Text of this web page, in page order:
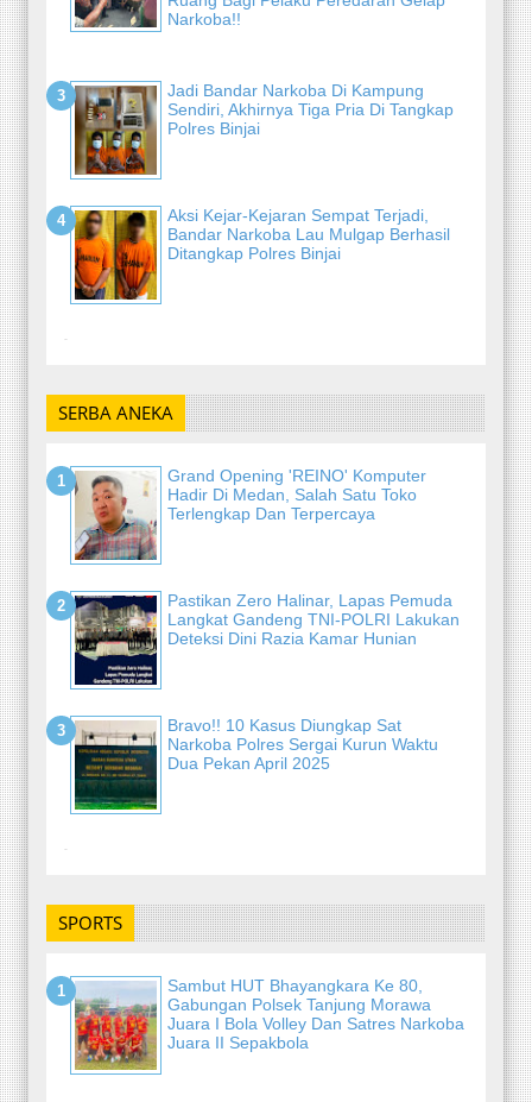
Narkoba!!
Jadi Bandar Narkoba Di Kampung
Sendiri, Akhirnya Tiga Pria Di Tangkap
Polres Binjai
Aksi Kejar-Kejaran Sempat Terjadi,
Bandar Narkoba Lau Mulgap Berhasil
Ditangkap Polres Binjai
-
SERBA ANEKA
Grand Opening 'REINO' Komputer
Hadir Di Medan, Salah Satu Toko
Terlengkap Dan Terpercaya
Pastikan Zero Halinar, Lapas Pemuda
Langkat Gandeng TNI-POLRI Lakukan
Deteksi Dini Razia Kamar Hunian
Bravo!! 10 Kasus Diungkap Sat
Narkoba Polres Sergai Kurun Waktu
Dua Pekan April 2025
-
SPORTS
Sambut HUT Bhayangkara Ke 80,
Gabungan Polsek Tanjung Morawa
Juara I Bola Volley Dan Satres Narkoba
Juara II Sepakbola